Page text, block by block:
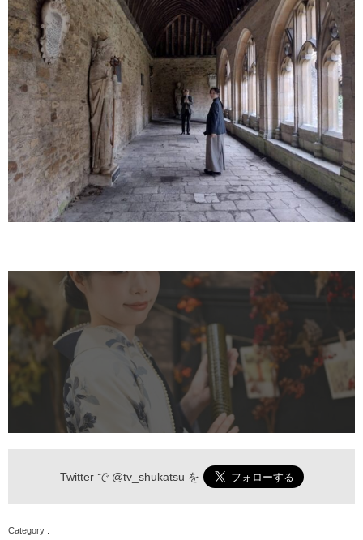
Twitter で @tv_shukatsu を